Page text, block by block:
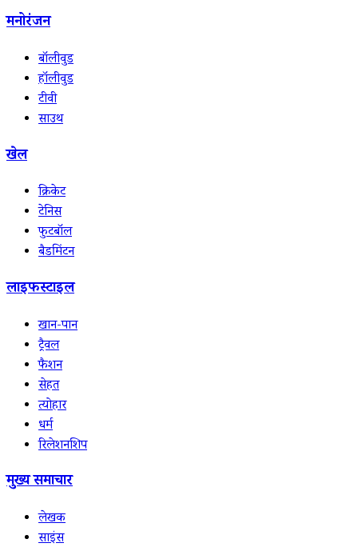
मनोरंजन
बॉलीवुड
हॉलीवुड
टीवी
साउथ
खेल
क्रिकेट
टेनिस
फुटबॉल
बैडमिंटन
लाइफस्टाइल
खान-पान
ट्रैवल
फैशन
सेहत
त्योहार
धर्म
रिलेशनशिप
मुख्य समाचार
लेखक
साइंस